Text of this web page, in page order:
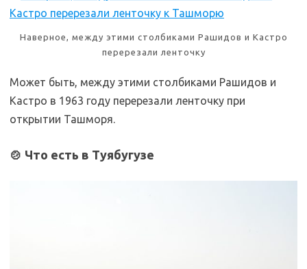
Наверное, между этими столбиками Рашидов и Кастро
перерезали ленточку
Может быть, между этими столбиками Рашидов и
Кастро в 1963 году перерезали ленточку при
открытии Ташморя.
🍲 Что есть в Туябугузe